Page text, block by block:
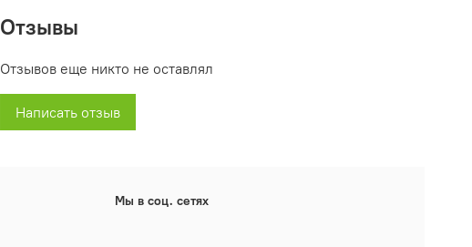
Отзывы
Отзывов еще никто не оставлял
Написать отзыв
Мы в соц. сетях